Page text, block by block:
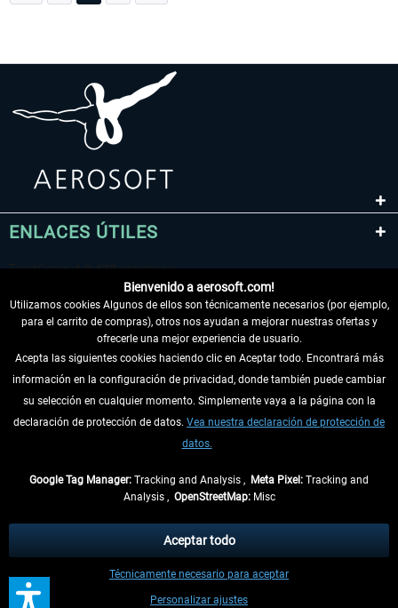
ENLACES ÚTILES
DESISTIR DEL CONTRATO
INFORMACIÓN
tasas de recepción si no se describe lo contrario
** De aplicación a envíos dentro de Alemania. Los plazos de envío para los
demás países se pueden consultar en lainformación de envío
Bienvenido a aerosoft.com!
Utilizamos cookies Algunos de ellos son técnicamente necesarios (por ejemplo,
para el carrito de compras), otros nos ayudan a mejorar nuestras ofertas y
ofrecerle una mejor experiencia de usuario.
Acepta las siguientes cookies haciendo clic en Aceptar todo. Encontrará más
información en la configuración de privacidad, donde también puede cambiar
su selección en cualquier momento. Simplemente vaya a la página con la
declaración de protección de datos. Vea nuestra declaración de protección de
datos.
Google Tag Manager: Tracking and Analysis , Meta Pixel: Tracking and
Analysis , OpenStreetMap:Misc
Personalizar ajustes
Técnicamente necesario para aceptar
Aceptar todo